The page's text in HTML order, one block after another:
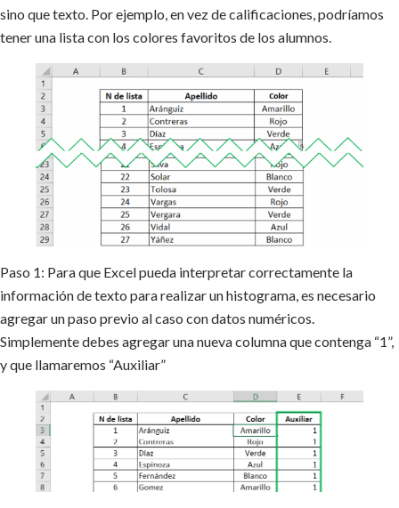
sino que texto. Por ejemplo, en vez de calificaciones, podríamos
tener una lista con los colores favoritos de los alumnos.
Paso 1: Para que Excel pueda interpretar correctamente la
información de texto para realizar un histograma, es necesario
agregar un paso previo al caso con datos numéricos.
Simplemente debes agregar una nueva columna que contenga “1”,
y que llamaremos “Auxiliar”